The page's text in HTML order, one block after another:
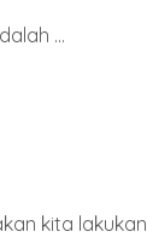
...
kita lakukan